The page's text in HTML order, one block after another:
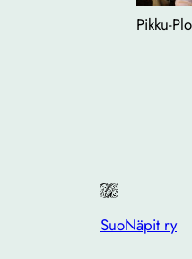
Pikku-
SuoNäpit ry